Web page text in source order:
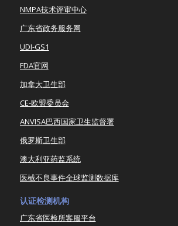
NMPA技术评审中心
广东省政务服务网
UDI-GS1
FDA官网
加拿大卫生部
CE-欧盟委员会
ANVISA巴西国家卫生监督署
俄罗斯卫生部
澳大利亚药监系统
医械不良事件全球监测数据库
认证检测机构
广东省医检所客服平台